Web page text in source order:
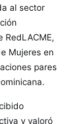
al sector
RedLACME,
Mujeres en
pares
y valoró